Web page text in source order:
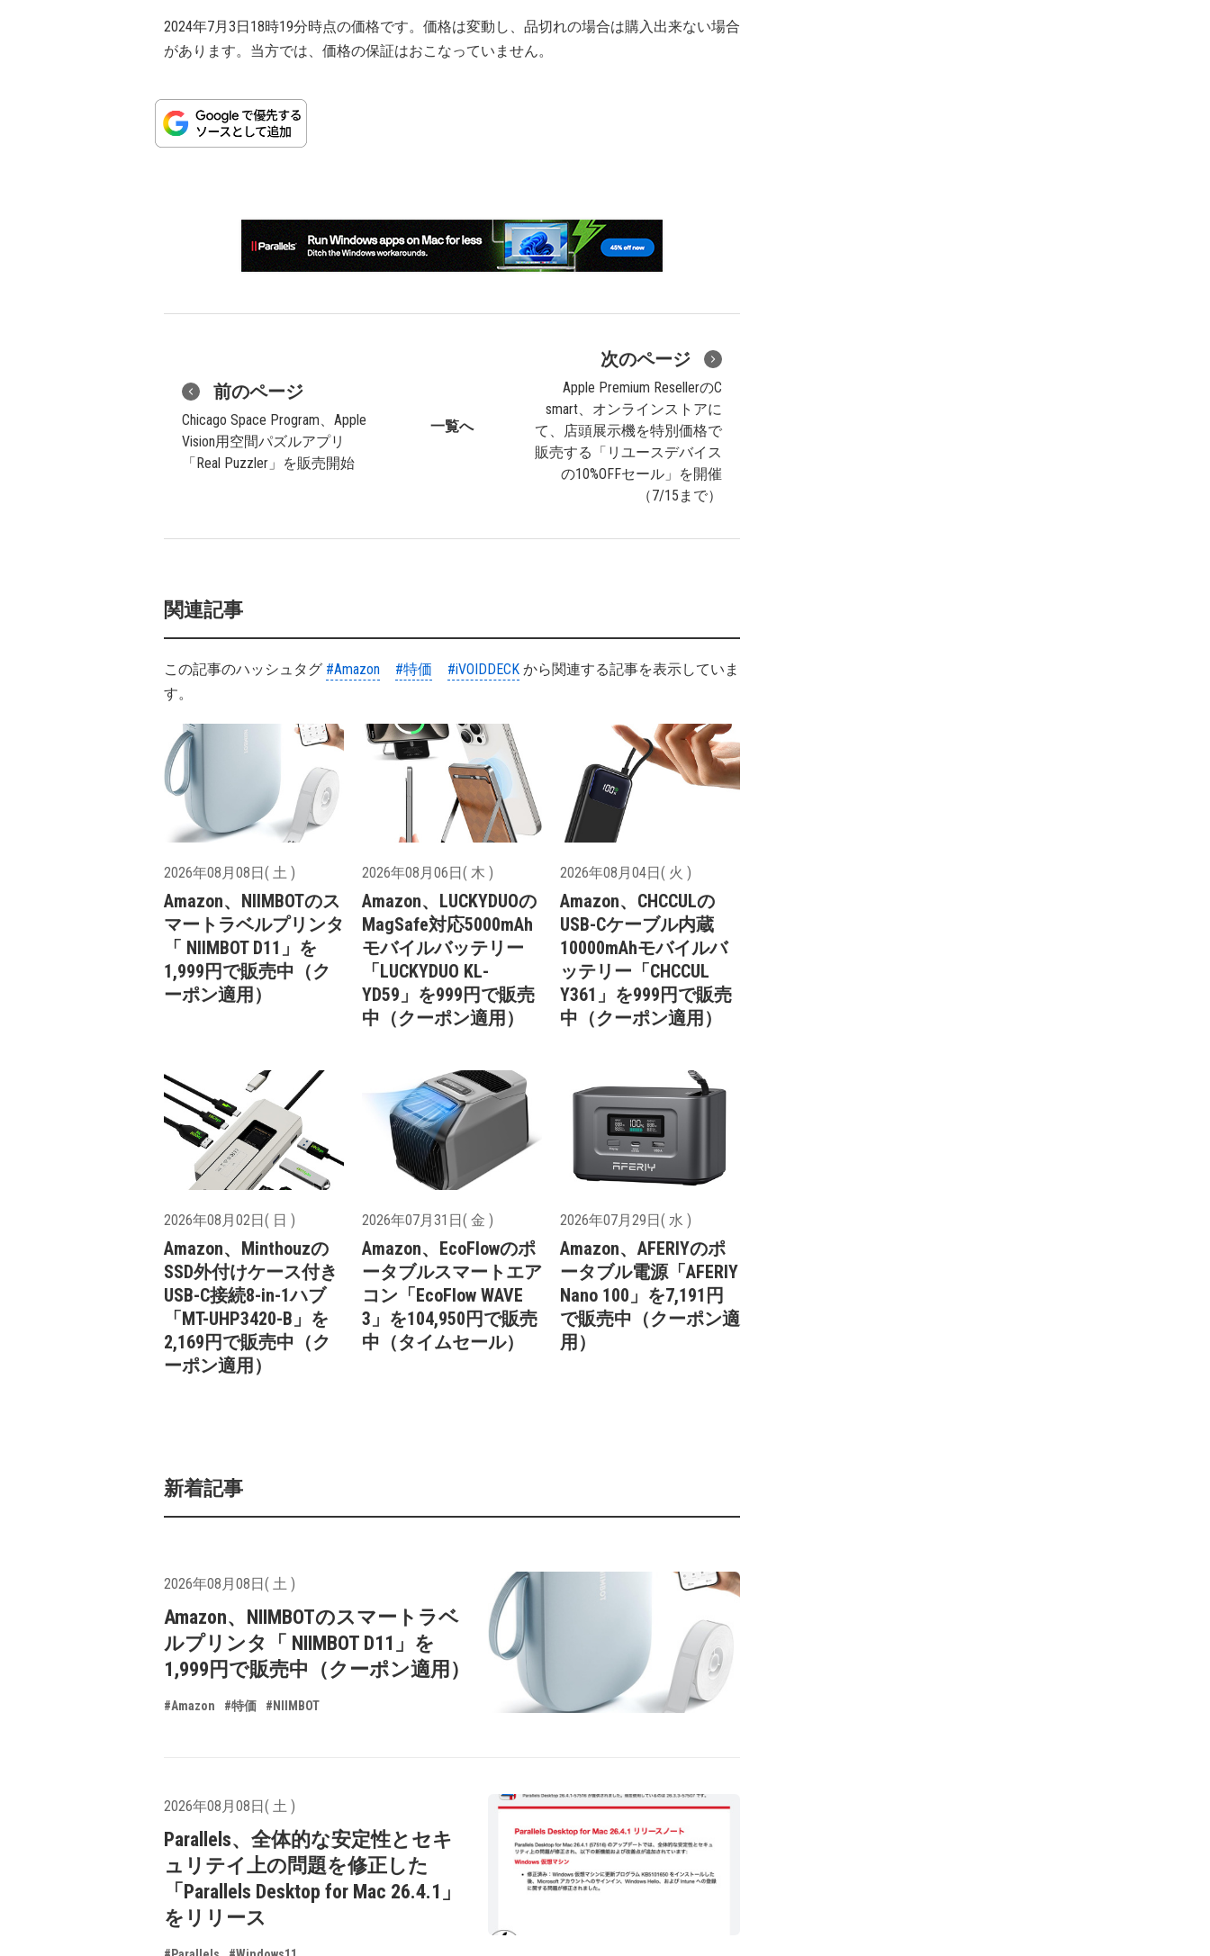
2024年7月3日18時19分時点の価格です。価格は変動し、品切れの場合は購入出来ない場合
があります。当方では、価格の保証はおこなっていません。
前のページ
Chicago Space Program、Apple
Vision用空間パズルアプリ
「Real Puzzler」を販売開始
一覧へ
次のページ
Apple Premium ResellerのC
smart、オンラインストアに
て、店頭展示機を特別価格で
販売する「リユースデバイス
の10%OFFセール」を開催
（7/15まで）
関連記事
この記事のハッシュタグ #Amazon #特価 #iVOIDDECK から関連する記事を表示していま
す。
2026年08月08日( 土 )
Amazon、NIIMBOTのス
マートラベルプリンタ
「 NIIMBOT D11」を
1,999円で販売中（ク
ーポン適用）
2026年08月06日( 木 )
Amazon、LUCKYDUOの
MagSafe対応5000mAh
モバイルバッテリー
「LUCKYDUO KL-
YD59」を999円で販売
中（クーポン適用）
2026年08月04日( 火 )
Amazon、CHCCULの
USB-Cケーブル内蔵
10000mAhモバイルバ
ッテリー「CHCCUL
Y361」を999円で販売
中（クーポン適用）
2026年08月02日( 日 )
Amazon、Minthouzの
SSD外付けケース付き
USB-C接続8-in-1ハブ
「MT-UHP3420-B」を
2,169円で販売中（ク
ーポン適用）
2026年07月31日( 金 )
Amazon、EcoFlowのポ
ータブルスマートエア
コン「EcoFlow WAVE
3」を104,950円で販売
中（タイムセール）
2026年07月29日( 水 )
Amazon、AFERIYのポ
ータブル電源「AFERIY
Nano 100」を7,191円
で販売中（クーポン適
用）
新着記事
2026年08月08日( 土 )
Amazon、NIIMBOTのスマートラベ
ルプリンタ「 NIIMBOT D11」を
1,999円で販売中（クーポン適用）
#Amazon #特価 #NIIMBOT
2026年08月08日( 土 )
Parallels、全体的な安定性とセキ
ュリテイ上の問題を修正した
「Parallels Desktop for Mac 26.4.1」
をリリース